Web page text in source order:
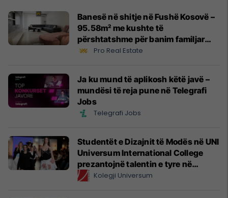
Banesë në shitje në Fushë Kosovë –
95.58m² me kushte të
përshtatshme për banim familjar
#14531Pro Real Estate
Ja ku mund të aplikosh këtë javë –
mundësi të reja pune në Telegrafi
Jobs
Telegrafi Jobs
Studentët e Dizajnit të Modës në UNI
Universum International College
prezantojnë talentin e tyre në
Prishtina Fashion Night
Kolegji Universum